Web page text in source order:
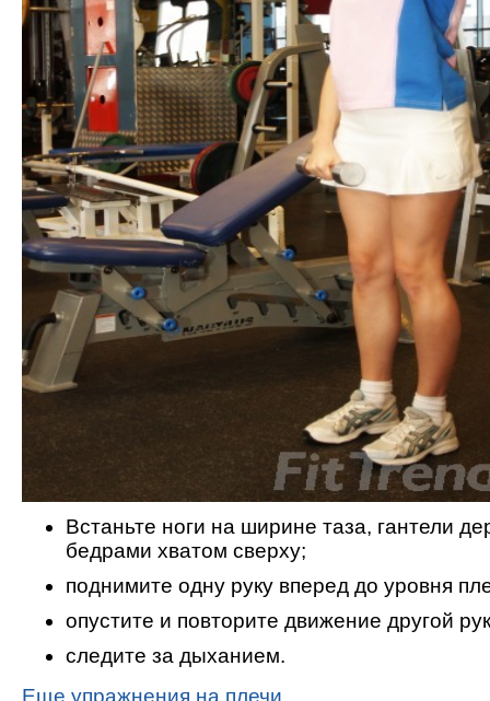
Встаньте ноги на ширине таза, гантели
бедрами хватом сверху;
поднимите одну руку вперед до уровня
опустите и повторите движение другой
следите за дыханием.
Еще упражнения на плечи